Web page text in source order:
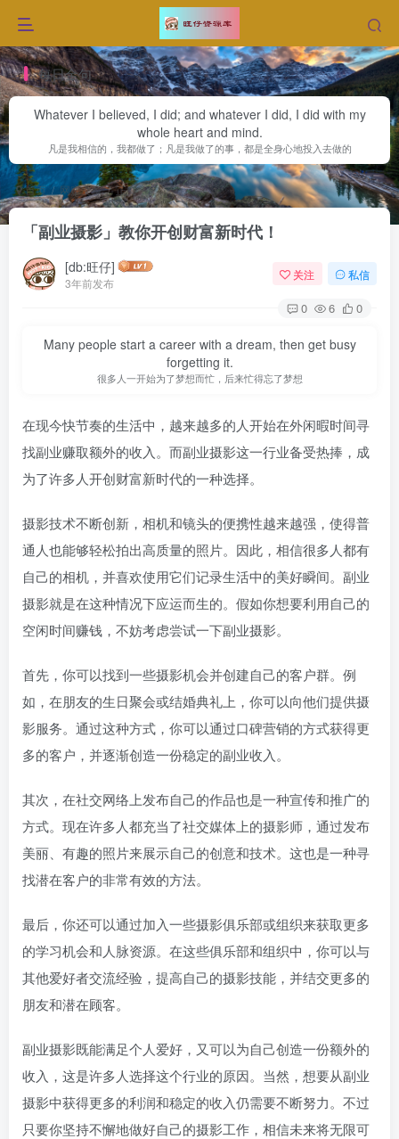
每日金句
Whatever I believed, I did; and whatever I did, I did with my
whole heart and mind.
凡是我相信的，我都做了；凡是我做了的事，都是全身心地投入去做的
首页 网赚文章 正文
「副业摄影」教你开创财富新时代！
[db:旺仔]
3年前发布
关注 私信
0 6 0
Many people start a career with a dream, then get busy
forgetting it.
很多人一开始为了梦想而忙，后来忙得忘了梦想
在现今快节奏的生活中，越来越多的人开始在外闲暇时间寻
找副业赚取额外的收入。而副业摄影这一行业备受热捧，成
为了许多人开创财富新时代的一种选择。
摄影技术不断创新，相机和镜头的便携性越来越强，使得普
通人也能够轻松拍出高质量的照片。因此，相信很多人都有
自己的相机，并喜欢使用它们记录生活中的美好瞬间。副业
摄影就是在这种情况下应运而生的。假如你想要利用自己的
空闲时间赚钱，不妨考虑尝试一下副业摄影。
首先，你可以找到一些摄影机会并创建自己的客户群。例
如，在朋友的生日聚会或结婚典礼上，你可以向他们提供摄
影服务。通过这种方式，你可以通过口碑营销的方式获得更
多的客户，并逐渐创造一份稳定的副业收入。
其次，在社交网络上发布自己的作品也是一种宣传和推广的
方式。现在许多人都充当了社交媒体上的摄影师，通过发布
美丽、有趣的照片来展示自己的创意和技术。这也是一种寻
找潜在客户的非常有效的方法。
最后，你还可以通过加入一些摄影俱乐部或组织来获取更多
的学习机会和人脉资源。在这些俱乐部和组织中，你可以与
其他爱好者交流经验，提高自己的摄影技能，并结交更多的
朋友和潜在顾客。
副业摄影既能满足个人爱好，又可以为自己创造一份额外的
收入，这是许多人选择这个行业的原因。当然，想要从副业
摄影中获得更多的利润和稳定的收入仍需要不断努力。不过
只要你坚持不懈地做好自己的摄影工作，相信未来将无限可